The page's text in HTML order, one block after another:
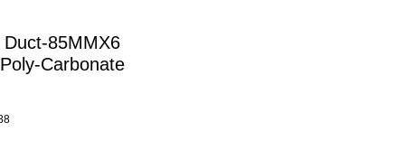
85MMX6
Carbonate